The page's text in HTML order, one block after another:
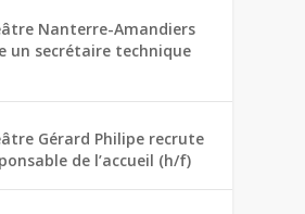
Nanterre-Amandiers
un secrétaire technique
Gérard Philipe recrute
de l’accueil (h/f)